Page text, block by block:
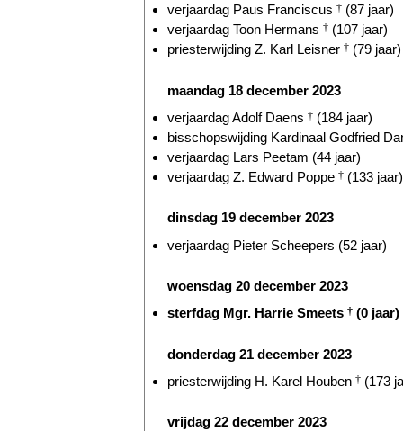
verjaardag Paus Franciscus † (87 jaar)
verjaardag Toon Hermans † (107 jaar)
priesterwijding Z. Karl Leisner † (79 jaar)
maandag 18 december 2023
verjaardag Adolf Daens † (184 jaar)
bisschopswijding Kardinaal Godfried
verjaardag Lars Peetam (44 jaar)
verjaardag Z. Edward Poppe † (133 jaar)
dinsdag 19 december 2023
verjaardag Pieter Scheepers (52 jaar)
woensdag 20 december 2023
sterfdag Mgr. Harrie Smeets † (0 jaar)
donderdag 21 december 2023
priesterwijding H. Karel Houben † (173
vrijdag 22 december 2023